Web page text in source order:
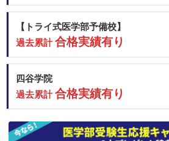
【トライ式医学部予備校】
過去累計合格実績有り
四谷学院
過去累計合格実績有り